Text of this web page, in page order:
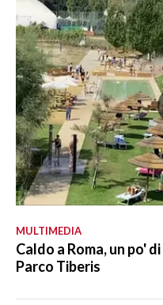
MULTIMEDIA
Caldo a Roma, un po'
Parco Tiberis